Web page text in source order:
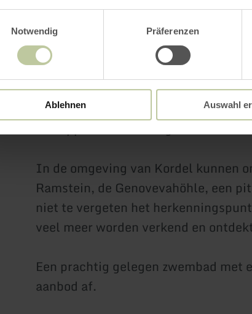
Notwendig
Präferenzen
Ablehnen Auswahl
Wij verzoeken u het appartement
onze volgende gasten.
Kordel heeft verschillende
van Aken naar Trier leidt.
Het appartement is ongeveer 200
In de omgeving van Kordel kunnen
Ramstein, de Genovevahöhle, een
niet te vergeten het
veel meer worden verkend en
Een prachtig gelegen zwembad
aanbod af.